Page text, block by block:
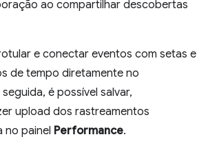
ao compartilhar descobertas
e conectar eventos com setas e
de tempo diretamente no
é possível salvar,
upload dos rastreamentos
no painel Performance.